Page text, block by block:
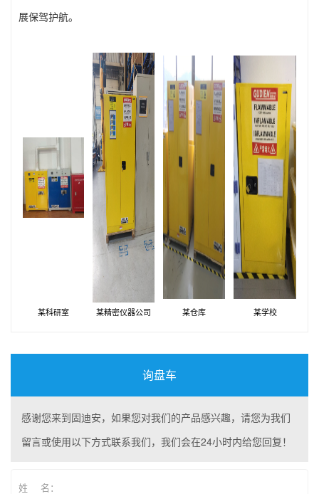
展保驾护航。
某科研室 某精密仪器公司 某仓库 某学校
询盘车
感谢您来到固迪安，如果您对我们的产品感兴趣，请您为我们
留言或使用以下方式联系我们，我们会在24小时内给您回复！
姓 名：